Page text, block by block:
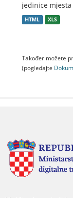
jedinice
HTML XLS
Također možete
(pogledajte